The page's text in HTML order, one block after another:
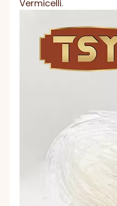
Vermicelli.